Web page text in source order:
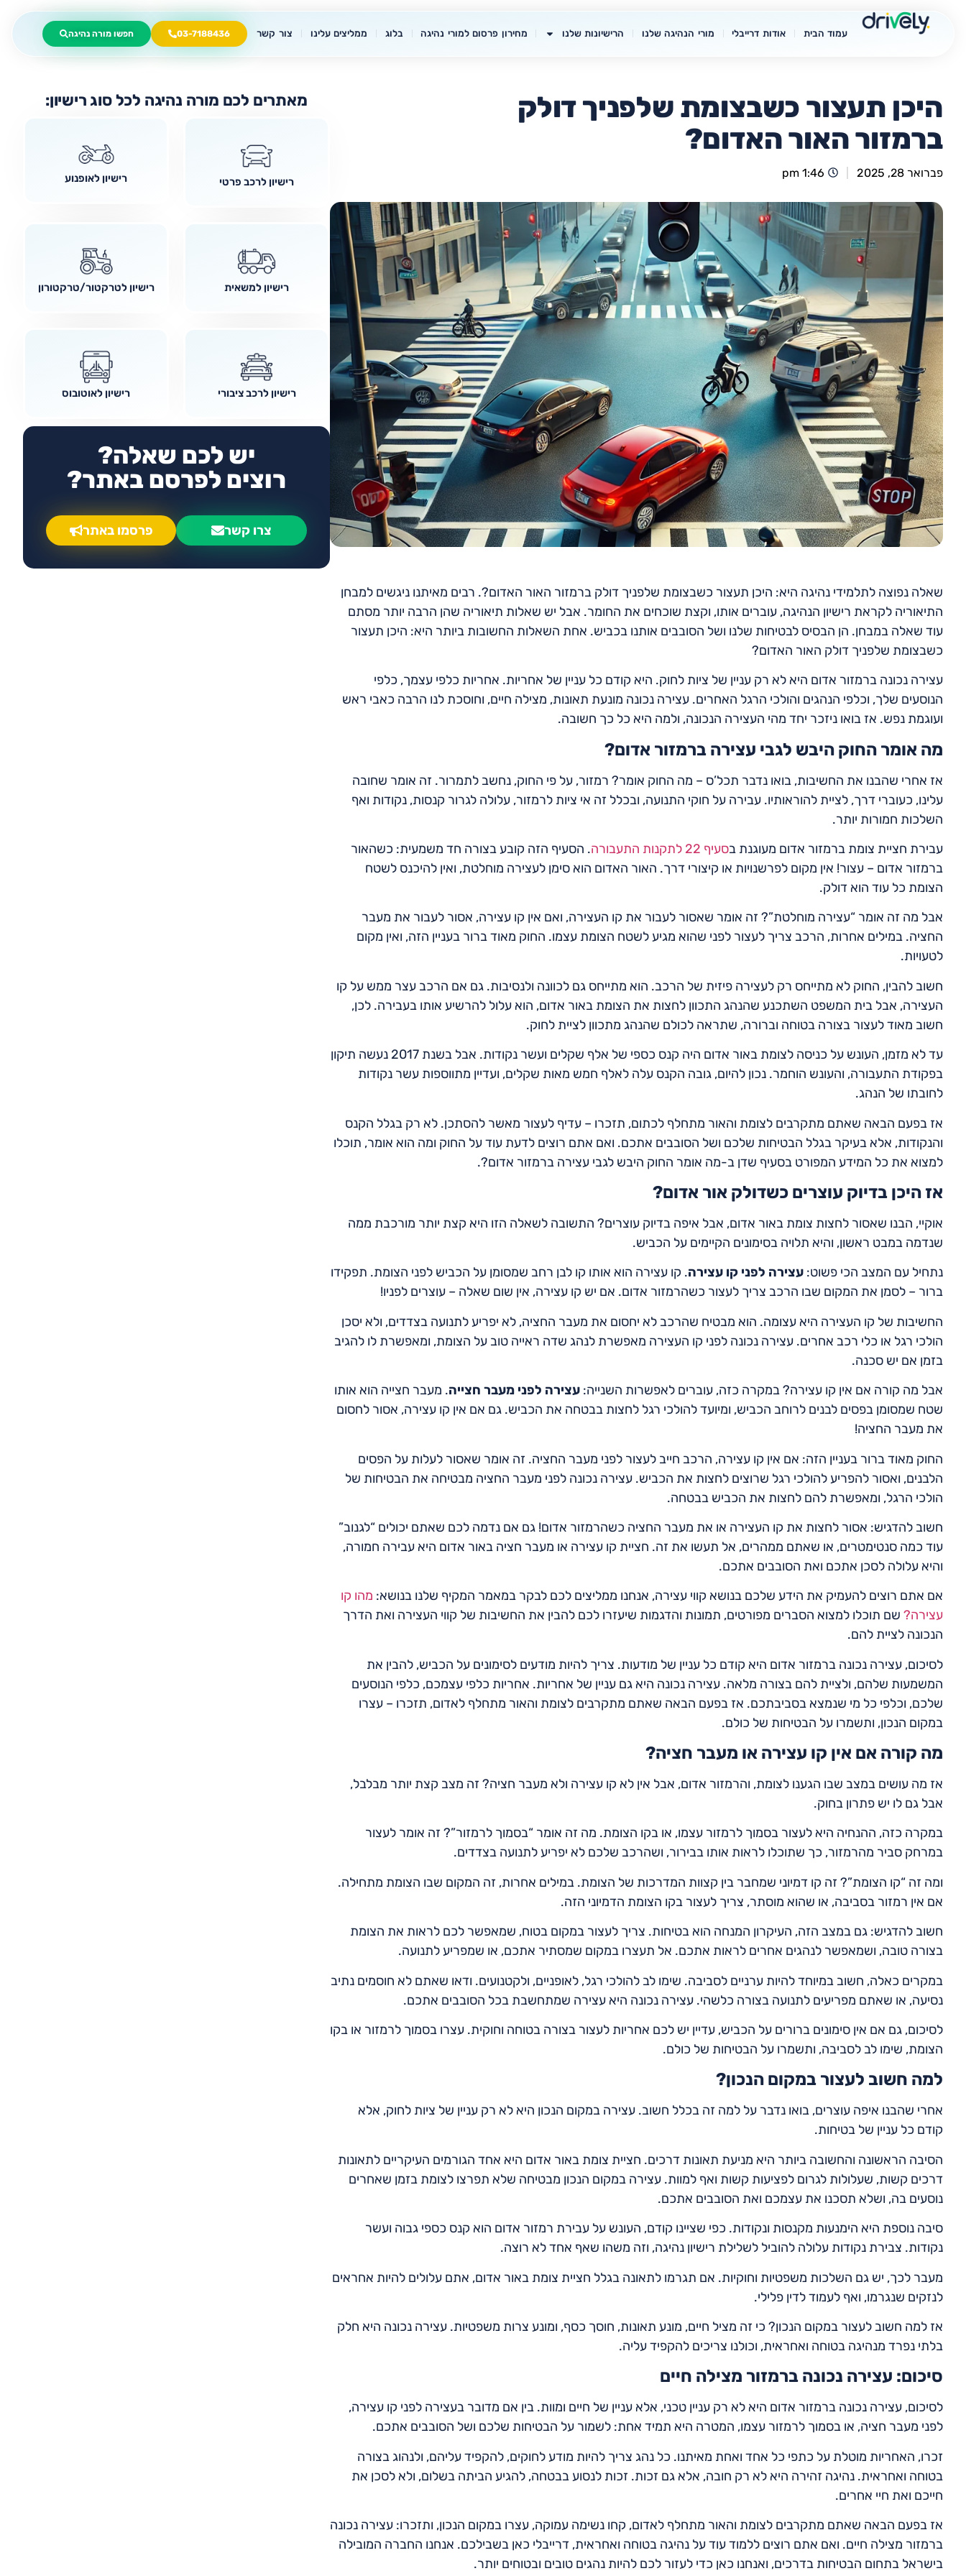
עמוד הבית אודות דרייבלי מורי הנהיגה שלנו הרישיונות שלנו מחירון פרסום למורי נהיגה בלוג ממליצים עלינו צור קשר 03-7188436 חפשו מורה נהיגה
היכן תעצור כשבצומת שלפניך דולק
ברמזור האור האדום?
פברואר 28, 2025 1:46 pm
שאלה נפוצה לתלמידי נהיגה היא: היכן תעצור כשבצומת שלפניך דולק ברמזור האור האדום?. רבים מאיתנו ניגשים למבחן
התיאוריה לקראת רישיון הנהיגה, עוברים אותו, וקצת שוכחים את החומר. אבל יש שאלות תיאוריה שהן הרבה יותר מסתם
עוד שאלה במבחן. הן הבסיס לבטיחות שלנו ושל הסובבים אותנו בכביש. אחת השאלות החשובות ביותר היא: היכן תעצור
כשבצומת שלפניך דולק האור האדום?
עצירה נכונה ברמזור אדום היא לא רק עניין של ציות לחוק. היא קודם כל עניין של אחריות. אחריות כלפי עצמך, כלפי
הנוסעים שלך, וכלפי הנהגים והולכי הרגל האחרים. עצירה נכונה מונעת תאונות, מצילה חיים, וחוסכת לנו הרבה כאבי ראש
ועוגמת נפש. אז בואו ניזכר יחד מהי העצירה הנכונה, ולמה היא כל כך חשובה.
מה אומר החוק היבש לגבי עצירה ברמזור אדום?
אז אחרי שהבנו את החשיבות, בואו נדבר תכל’ס – מה החוק אומר? רמזור, על פי החוק, נחשב לתמרור. זה אומר שחובה
עלינו, כעוברי דרך, לציית להוראותיו. עבירה על חוקי התנועה, ובכלל זה אי ציות לרמזור, עלולה לגרור קנסות, נקודות ואף
השלכות חמורות יותר.
עבירת חציית צומת ברמזור אדום מעוגנת בסעיף 22 לתקנות התעבורה
. הסעיף הזה קובע בצורה חד משמעית: כשהאור
ברמזור אדום – עצור! אין מקום לפרשנויות או קיצורי דרך. האור האדום הוא סימן לעצירה מוחלטת, ואין להיכנס לשטח
הצומת כל עוד הוא דולק.
אבל מה זה אומר “עצירה מוחלטת”? זה אומר שאסור לעבור את קו העצירה, ואם אין קו עצירה, אסור לעבור את מעבר
החציה. במילים אחרות, הרכב צריך לעצור לפני שהוא מגיע לשטח הצומת עצמו. החוק מאוד ברור בעניין הזה, ואין מקום
לטעויות.
חשוב להבין, החוק לא מתייחס רק לעצירה פיזית של הרכב. הוא מתייחס גם לכוונה ולנסיבות. גם אם הרכב עצר ממש על קו
העצירה, אבל בית המשפט השתכנע שהנהג התכוון לחצות את הצומת באור אדום, הוא עלול להרשיע אותו בעבירה. לכן,
חשוב מאוד לעצור בצורה בטוחה וברורה, שתראה לכולם שהנהג מתכוון לציית לחוק.
עד לא מזמן, העונש על כניסה לצומת באור אדום היה קנס כספי של אלף שקלים ועשר נקודות. אבל בשנת 2017 נעשה תיקון
בפקודת התעבורה, והעונש הוחמר. נכון להיום, גובה הקנס עלה לאלף חמש מאות שקלים, ועדיין מתווספות עשר נקודות
לחובתו של הנהג.
אז בפעם הבאה שאתם מתקרבים לצומת והאור מתחלף לכתום, תזכרו – עדיף לעצור מאשר להסתכן. לא רק בגלל הקנס
והנקודות, אלא בעיקר בגלל הבטיחות שלכם ושל הסובבים אתכם. ואם אתם רוצים לדעת עוד על החוק ומה הוא אומר, תוכלו
למצוא את כל המידע המפורט בסעיף שדן ב-מה אומר החוק היבש לגבי עצירה ברמזור אדום?.
אז היכן בדיוק עוצרים כשדולק אור אדום?
אוקיי, הבנו שאסור לחצות צומת באור אדום, אבל איפה בדיוק עוצרים? התשובה לשאלה הזו היא קצת יותר מורכבת ממה
שנדמה במבט ראשון, והיא תלויה בסימונים הקיימים על הכביש.
נתחיל עם המצב הכי פשוט: עצירה לפני קו עצירה. קו עצירה הוא אותו קו לבן רחב שמסומן על הכביש לפני הצומת. תפקידו
ברור – לסמן את המקום שבו הרכב צריך לעצור כשהרמזור אדום. אם יש קו עצירה, אין שום שאלה – עוצרים לפניו!
החשיבות של קו העצירה היא עצומה. הוא מבטיח שהרכב לא יחסום את מעבר החציה, לא יפריע לתנועה בצדדים, ולא יסכן
הולכי רגל או כלי רכב אחרים. עצירה נכונה לפני קו העצירה מאפשרת לנהג שדה ראייה טוב על הצומת, ומאפשרת לו להגיב
בזמן אם יש סכנה.
אבל מה קורה אם אין קו עצירה? במקרה כזה, עוברים לאפשרות השנייה: עצירה לפני מעבר חצייה. מעבר חצייה הוא אותו
שטח שמסומן בפסים לבנים לרוחב הכביש, ומיועד להולכי רגל לחצות בבטחה את הכביש. גם אם אין קו עצירה, אסור לחסום
את מעבר החציה!
החוק מאוד ברור בעניין הזה: אם אין קו עצירה, הרכב חייב לעצור לפני מעבר החציה. זה אומר שאסור לעלות על הפסים
הלבנים, ואסור להפריע להולכי רגל שרוצים לחצות את הכביש. עצירה נכונה לפני מעבר החציה מבטיחה את הבטיחות של
הולכי הרגל, ומאפשרת להם לחצות את הכביש בבטחה.
חשוב להדגיש: אסור לחצות את קו העצירה או את מעבר החציה כשהרמזור אדום! גם אם נדמה לכם שאתם יכולים “לגנוב”
עוד כמה סנטימטרים, או שאתם ממהרים, אל תעשו את זה. חציית קו עצירה או מעבר חציה באור אדום היא עבירה חמורה,
והיא עלולה לסכן אתכם ואת הסובבים אתכם.
אם אתם רוצים להעמיק את הידע שלכם בנושא קווי עצירה, אנחנו ממליצים לכם לבקר במאמר המקיף שלנו בנושא: מהו קו
עצירה? שם תוכלו למצוא הסברים מפורטים, תמונות והדגמות שיעזרו לכם להבין את החשיבות של קווי העצירה ואת הדרך
הנכונה לציית להם.
לסיכום, עצירה נכונה ברמזור אדום היא קודם כל עניין של מודעות. צריך להיות מודעים לסימונים על הכביש, להבין את
המשמעות שלהם, ולציית להם בצורה מלאה. עצירה נכונה היא גם עניין של אחריות. אחריות כלפי עצמכם, כלפי הנוסעים
שלכם, וכלפי כל מי שנמצא בסביבתכם. אז בפעם הבאה שאתם מתקרבים לצומת והאור מתחלף לאדום, תזכרו – עצרו
במקום הנכון, ותשמרו על הבטיחות של כולם.
מה קורה אם אין קו עצירה או מעבר חציה?
אז מה עושים במצב שבו הגענו לצומת, והרמזור אדום, אבל אין לא קו עצירה ולא מעבר חציה? זה מצב קצת יותר מבלבל,
אבל גם לו יש פתרון בחוק.
במקרה כזה, ההנחיה היא לעצור בסמוך לרמזור עצמו, או בקו הצומת. מה זה אומר “בסמוך לרמזור”? זה אומר לעצור
במרחק סביר מהרמזור, כך שתוכלו לראות אותו בבירור, ושהרכב שלכם לא יפריע לתנועה בצדדים.
ומה זה “קו הצומת”? זה קו דמיוני שמחבר בין קצוות המדרכות של הצומת. במילים אחרות, זה המקום שבו הצומת מתחילה.
אם אין רמזור בסביבה, או שהוא מוסתר, צריך לעצור בקו הצומת הדמיוני הזה.
חשוב להדגיש: גם במצב הזה, העיקרון המנחה הוא בטיחות. צריך לעצור במקום בטוח, שמאפשר לכם לראות את הצומת
בצורה טובה, ושמאפשר לנהגים אחרים לראות אתכם. אל תעצרו במקום שמסתיר אתכם, או שמפריע לתנועה.
במקרים כאלה, חשוב במיוחד להיות ערניים לסביבה. שימו לב להולכי רגל, לאופניים, ולקטנועים. ודאו שאתם לא חוסמים נתיב
נסיעה, או שאתם מפריעים לתנועה בצורה כלשהי. עצירה נכונה היא עצירה שמתחשבת בכל הסובבים אתכם.
לסיכום, גם אם אין סימונים ברורים על הכביש, עדיין יש לכם אחריות לעצור בצורה בטוחה וחוקית. עצרו בסמוך לרמזור או בקו
הצומת, שימו לב לסביבה, ותשמרו על הבטיחות של כולם.
למה חשוב לעצור במקום הנכון?
אחרי שהבנו איפה עוצרים, בואו נדבר על למה זה בכלל חשוב. עצירה במקום הנכון היא לא רק עניין של ציות לחוק, אלא
קודם כל עניין של בטיחות.
הסיבה הראשונה והחשובה ביותר היא מניעת תאונות דרכים. חציית צומת באור אדום היא אחד הגורמים העיקריים לתאונות
דרכים קשות, שעלולות לגרום לפציעות קשות ואף למוות. עצירה במקום הנכון מבטיחה שלא תפרצו לצומת בזמן שאחרים
נוסעים בה, ושלא תסכנו את עצמכם ואת הסובבים אתכם.
סיבה נוספת היא הימנעות מקנסות ונקודות. כפי שציינו קודם, העונש על עבירת רמזור אדום הוא קנס כספי גבוה ועשר
נקודות. צבירת נקודות עלולה להוביל לשלילת רישיון נהיגה, וזה משהו שאף אחד לא רוצה.
מעבר לכך, יש גם השלכות משפטיות וחוקיות. אם תגרמו לתאונה בגלל חציית צומת באור אדום, אתם עלולים להיות אחראים
לנזקים שנגרמו, ואף לעמוד לדין פלילי.
אז למה חשוב לעצור במקום הנכון? כי זה מציל חיים, מונע תאונות, חוסך כסף, ומונע צרות משפטיות. עצירה נכונה היא חלק
בלתי נפרד מנהיגה בטוחה ואחראית, וכולנו צריכים להקפיד עליה.
סיכום: עצירה נכונה ברמזור מצילה חיים
לסיכום, עצירה נכונה ברמזור אדום היא לא רק עניין טכני, אלא עניין של חיים ומוות. בין אם מדובר בעצירה לפני קו עצירה,
לפני מעבר חציה, או בסמוך לרמזור עצמו, המטרה היא תמיד אחת: לשמור על הבטיחות שלכם ושל הסובבים אתכם.
זכרו, האחריות מוטלת על כתפי כל אחד ואחת מאיתנו. כל נהג צריך להיות מודע לחוקים, להקפיד עליהם, ולנהוג בצורה
בטוחה ואחראית. נהיגה זהירה היא לא רק חובה, אלא גם זכות. זכות לנסוע בבטחה, להגיע הביתה בשלום, ולא לסכן את
חייכם ואת חיי אחרים.
אז בפעם הבאה שאתם מתקרבים לצומת והאור מתחלף לאדום, קחו נשימה עמוקה, עצרו במקום הנכון, ותזכרו: עצירה נכונה
ברמזור מצילה חיים. ואם אתם רוצים ללמוד עוד על נהיגה בטוחה ואחראית, דרייבלי כאן בשבילכם. אנחנו החברה המובילה
בישראל בתחום הבטיחות בדרכים, ואנחנו כאן כדי לעזור לכם להיות נהגים טובים ובטוחים יותר.
מאתרים לכם מורה נהיגה לכל סוג רישיון:
רישיון לרכב פרטי רישיון לאופנוע
רישיון למשאית רישיון לטרקטור/טרקטורון
רישיון לרכב ציבורי רישיון לאוטובוס
יש לכם שאלה?
רוצים לפרסם באתר?
צרו קשר פרסמו באתר